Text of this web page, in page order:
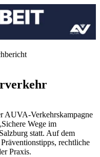
AUVA-Verkehrskampagne
Wege im
statt. Auf dem
rechtliche
Praxis.